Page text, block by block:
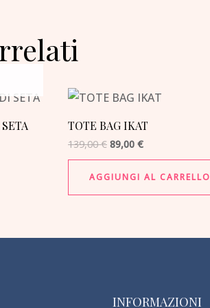
TOTE BAG IKAT
139,00€
Il
prezzo
era:
139,00 €.
89,00 €
Il
prezzo
è:
89,00 €.
AGGIUNGI AL CARRELLO
INFORMAZIONI